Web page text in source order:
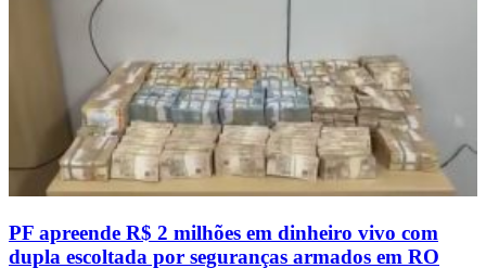
PF apreende R$ 2 milhões em dinheiro vivo com
dupla escoltada por seguranças armados em RO